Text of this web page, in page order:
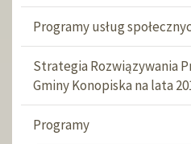
Programy usług
Strategia Rozwiązywania
Gminy Konopiska na lata
Programy